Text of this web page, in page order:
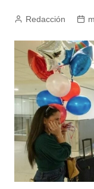
Redacción